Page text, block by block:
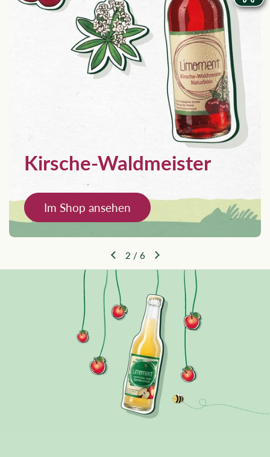
Kirsche-Waldmeister
Im Shop ansehen
Vorherige Folie
2 / 6